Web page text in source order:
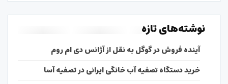
نوشته‌های تازه
آینده فروش در گوگل به نقل از آژانس دی ام روم
خرید دستگاه تصفیه آب خانگی ایرانی در تصفیه آسا